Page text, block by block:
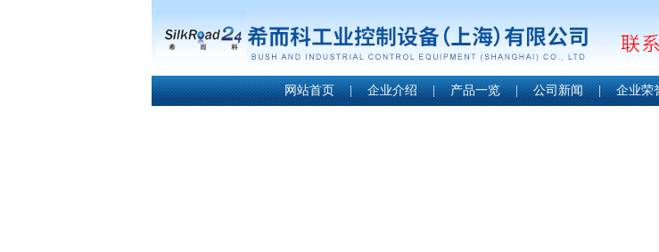
网站首页 | 企业介绍 | 产品一览 | 公司新闻 | 企业荣